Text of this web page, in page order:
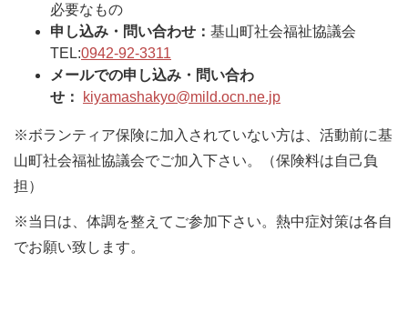
必要なもの
申し込み・問い合わせ： 基山町社会福祉協議会
TEL:0942-92-3311
メールでの申し込み・問い合わ
せ：
kiyamashakyo@mild.ocn.ne.jp
※ボランティア保険に加入されていない方は、活動前に基
山町社会福祉協議会でご加入下さい。（保険料は自己負
担）
※当日は、体調を整えてご参加下さい。熱中症対策は各自
でお願い致します。